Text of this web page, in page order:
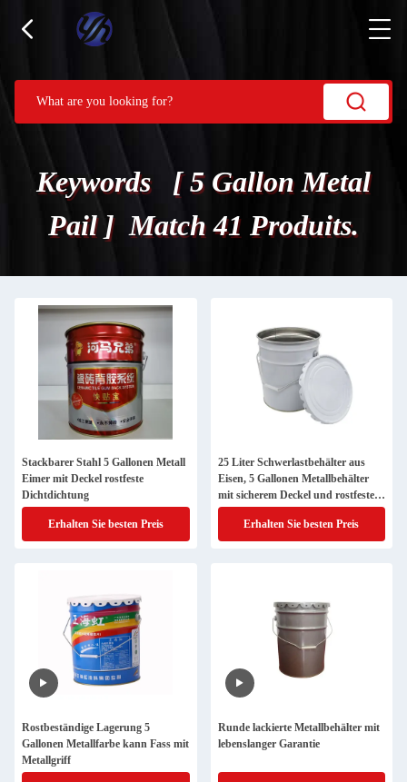
Keywords [ 5 Gallon Metal
Pail ] Match 41 Produits.
Stackbarer Stahl 5 Gallonen Metall
Eimer mit Deckel rostfeste
Dichtdichtung
Erhalten Sie besten Preis
25 Liter Schwerlastbehälter aus
Eisen, 5 Gallonen Metallbehälter
mit sicherem Deckel und rostfeste
Beschichtung
Erhalten Sie besten Preis
Rostbeständige Lagerung 5
Gallonen Metallfarbe kann Fass mit
Metallgriff
Runde lackierte Metallbehälter mit
lebenslanger Garantie